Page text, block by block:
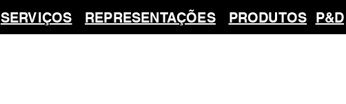
SERVIÇOS REPRESENTAÇÕES PRODUTOS P&D